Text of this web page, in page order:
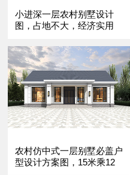
小进深一层农村别墅设计
图，占地不大，经济实用
农村仿中式一层别墅必盖户
型设计方案图，15米乘12